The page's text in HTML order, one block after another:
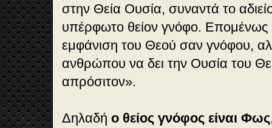
στην Θεία Ουσία, συναντά το
υπέρφωτο θείον γνόφο. Επομένως
εμφάνιση του Θεού σαν γνόφου,
ανθρώπου να δει την Ουσία του
απρόσιτον».
Δηλαδή ο θείος γνόφος είναι Φως